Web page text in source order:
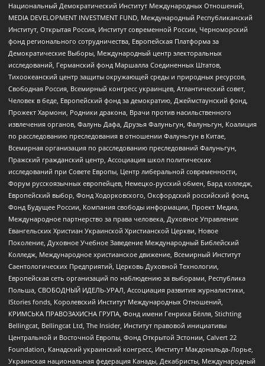
Национальный Демократический Институт Международных Отношений,
MEDIA DEVELOPMENT INVESTMENT FUND, Международный Республиканский
Институт, Открытая Россия, Институт современной России, Черноморский
фонд регионального сотрудничества, Европейская Платформа за
Демократические Выборы, Международный центр электоральных
исследований, Германский фонд Маршалла Соединенных Штатов,
Тихоокеанский центр защиты окружающей среды и природных ресурсов,
Свободная Россия, Всемирный конгресс украинцев, Атлантический совет,
Человек в беде, Европейский фонд за демократию, Джеймстаунский фонд,
Прожект Хармони, Родники дракона, Врачи против насильственного
извлечения органов, Фалунь Дафа, Друзья Фалуньгун, Фалуньгун, Коалиция
по расследованию преследования в отношении Фалуньгун в Китае,
Всемирная организация по расследованию преследований Фалуньгун,
Пражский гражданский центр, Ассоциация школ политических
исследований при Совете Европы, Центр либеральной современности,
Форум русскоязычных европейцев, Немецко-русский обмен, Бард колледж,
Европейский выбор, Фонд Ходорковского, Оксфордский российский фонд,
Фонд Будущее России, Компания свободы информации, Проект Медиа,
Международное партнерство за права человека, Духовное Управление
Евангельских Христиан Украинской Христианской Церкви, Новое
Поколение, Духовное Учебное Заведение Международный Библейский
Колледж, Международное христианское движение, Всемирный Институт
Саентологических Предприятий, Церковь Духовной Технологии,
Европейская сеть организаций по наблюдению за выборами, Республика
Польша, СВОБОДНЫЙ ИДЕЛЬ-УРАЛ, Ассоциация развития журналистики,
IStories fonds, Королевский Институт Международных Отношений,
КРИМСЬКА ПРАВОЗАХИСНА ГРУПА, Фонд имени Генриха Бёлля, Stichting
Bellingcat, Bellingcat Ltd, The Insider, Институт правовой инициативы
Центральной и Восточной Европы, Фонд Открытой Эстонии, Calvert 22
Foundation, Канадский украинский конгресс, Институт Макдональда-Лорье,
Украинская национальная федерация Канады, Декабристы, Международный